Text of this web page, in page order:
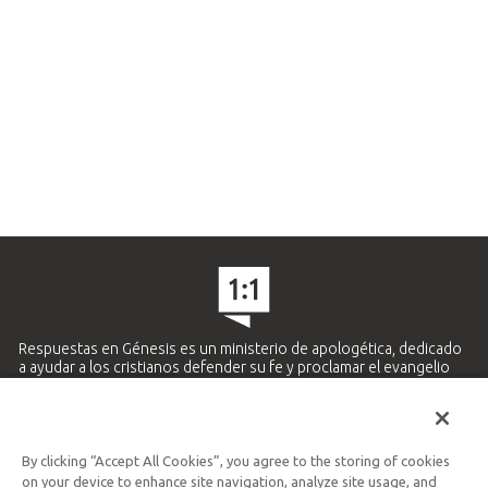
Respuestas en Génesis es un ministerio de apologética, dedicado
a ayudar a los cristianos defender su fe y proclamar el evangelio
Ministerio Hispano y Latinoamericano
By clicking “Accept All Cookies”, you agree to the storing of cookies
on your device to enhance site navigation, analyze site usage, and